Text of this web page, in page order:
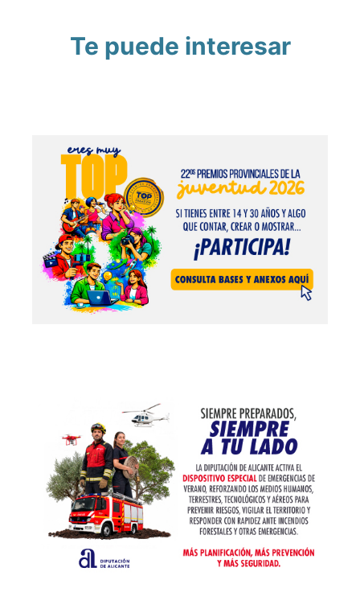
Te puede interesar